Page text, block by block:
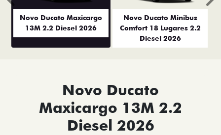
Novo Ducato Maxicargo
13M 2.2 Diesel 2026
Novo Ducato Minibus
Comfort 18 Lugares 2.2
Diesel 2026
Anterior
Novo Ducato
Maxicargo 13M 2.2
Diesel 2026